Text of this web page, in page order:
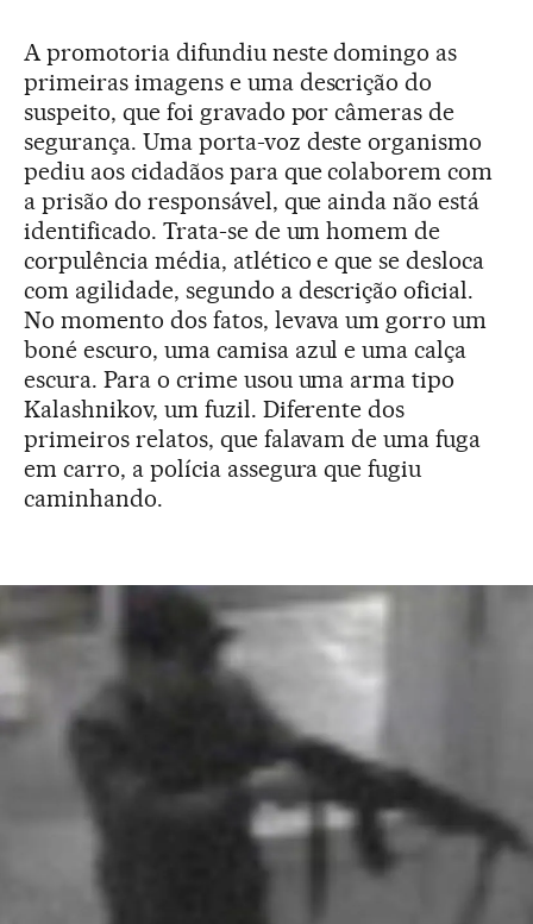
A promotoria difundiu neste domingo as
primeiras imagens e uma descrição do
suspeito, que foi gravado por câmeras de
segurança. Uma porta-voz deste organismo
pediu aos cidadãos para que colaborem com
a prisão do responsável, que ainda não está
identificado. Trata-se de um homem de
corpulência média, atlético e que se desloca
com agilidade, segundo a descrição oficial.
No momento dos fatos, levava um gorro um
boné escuro, uma camisa azul e uma calça
escura. Para o crime usou uma arma tipo
Kalashnikov, um fuzil. Diferente dos
primeiros relatos, que falavam de uma fuga
em carro, a polícia assegura que fugiu
caminhando.